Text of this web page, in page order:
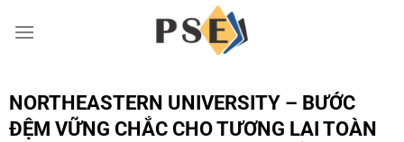
đến
NORTHEASTERN UNIVERSITY – BƯỚC
ĐỆM VỮNG CHẮC CHO TƯƠNG LAI TOÀN